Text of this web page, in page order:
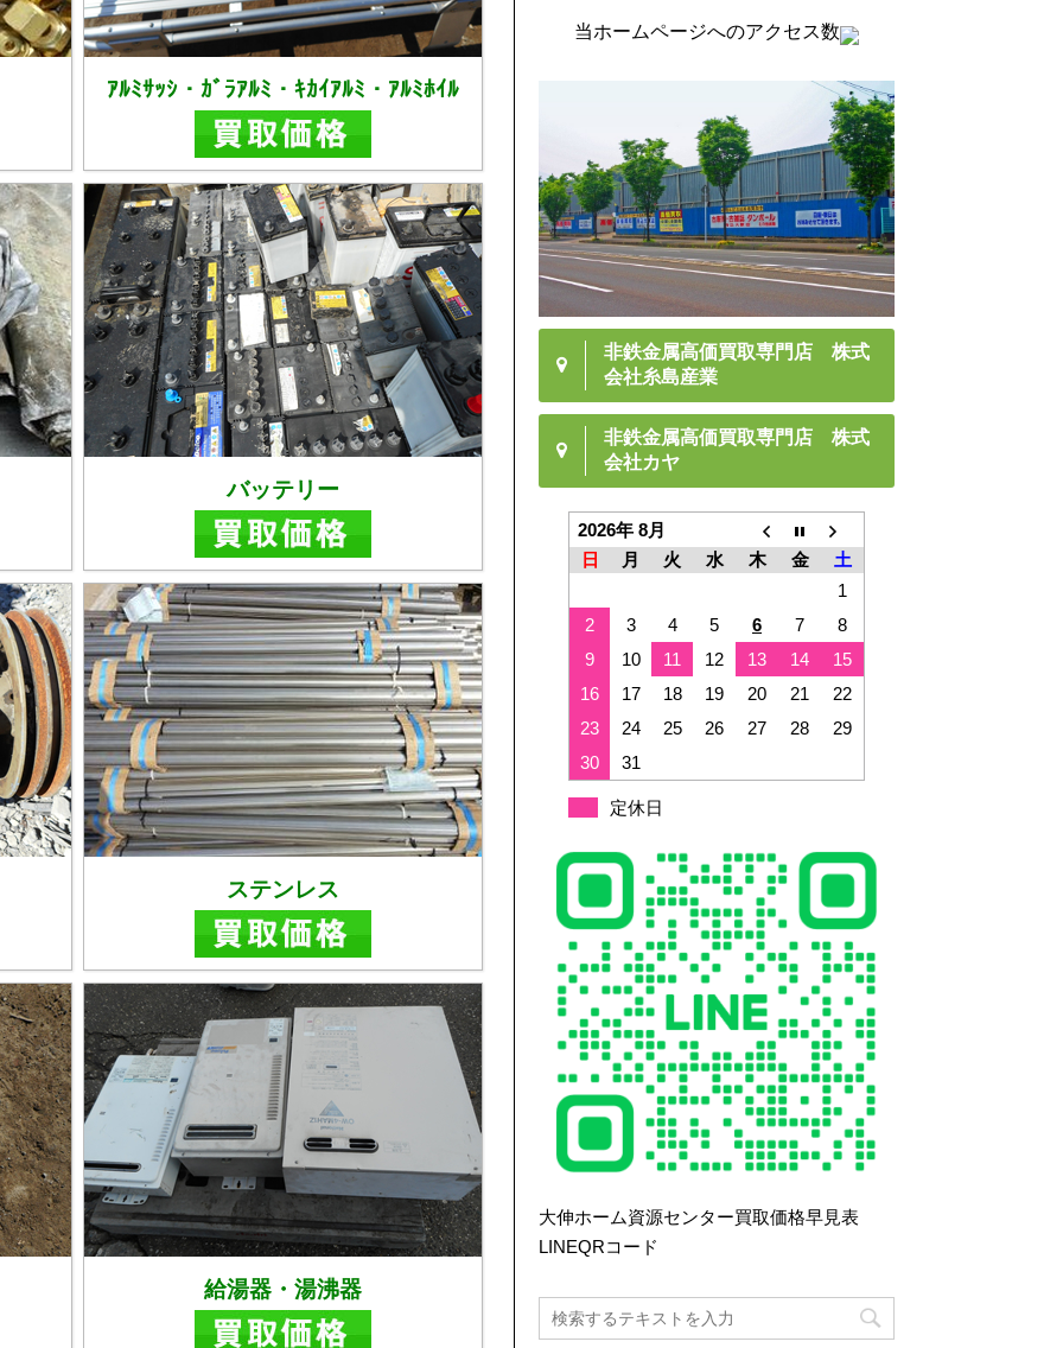
ｱﾙﾐｻｯｼ・ｶﾞﾗｱﾙﾐ・ｷｶｲｱﾙﾐ・ｱﾙﾐﾎｲﾙ
バッテリー
ステンレス
給湯器・湯沸器
当ホームページへのアクセス数
非鉄金属高価買取専門店 株式
会社糸島産業
非鉄金属高価買取専門店 株式
会社カヤ
2026年 8月
日
月 火 水 木 金
土
1
2
3 4 5 6 7
8
9
10 11 12 13 14
15
16
17 18 19 20 21
22
23
24 25 26 27 28
29
30
31
定休日
大伸ホーム資源センター買取価格早見表
LINEQRコード